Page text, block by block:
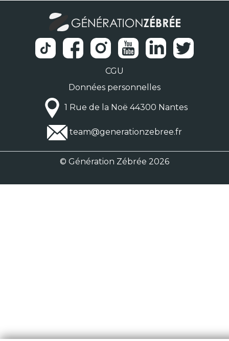
CGU
Données personnelles
1 Rue de la Noë 44300 Nantes
team@generationzebree.fr
© Génération Zébrée 2026